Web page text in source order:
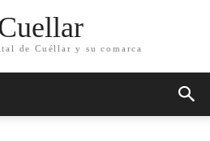
de Cuéllar y su comarca